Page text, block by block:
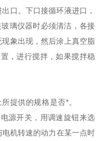
口。下口接循环液进口，
璃仪器时必须清洁，各接
象出现，然后涂上真空脂
，进行搅拌，如果搅拌稳
所提供的规格是否*。
源开关，用调速旋钮来选
机转速的动力在某一点时